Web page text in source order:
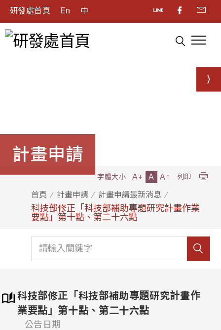
研發處首頁 En 中
計畫申請
首頁 計畫申請 計畫申請最新消息
科技部修正「科技部補助專題研究計畫作業
要點」第十點、第二十六點
字體大小 A A A 列印
科技部修正「科技部補助專題研究計畫作
業要點」第十點、第二十六點
公告日期